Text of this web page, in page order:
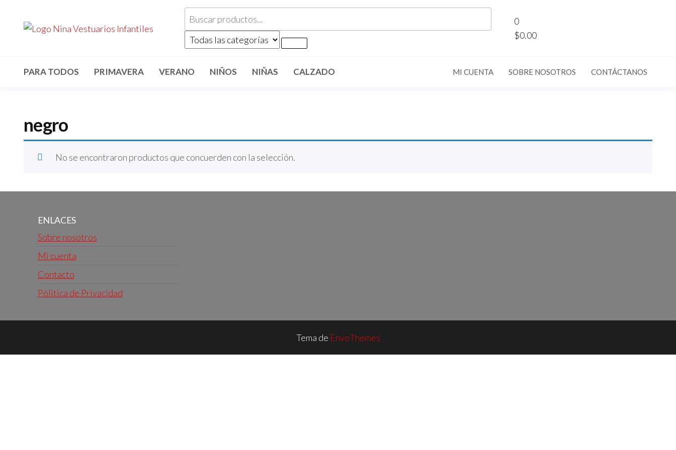
contenido
ninavestuariosinfantiles.com
Comercialización
de vestuarios y
infantiles
0
$0.00
PARA TODOS PRIMAVERA VERANO NIÑOS NIÑAS CALZADO MI CUENTA SOBRE NOSOTROS CONTÁCTANOS
negro
No se encontraron productos que concuerden con la selección.
ENLACES
Sobre nosotros
Mi cuenta
Contacto
Pólitica de Privacidad
Tema de EnvoThemes